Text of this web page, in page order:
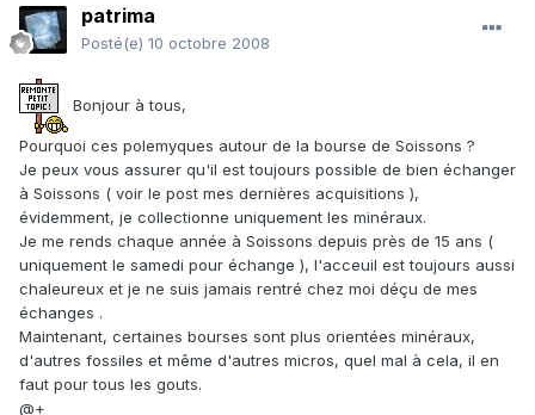
patrima
Posté(e) 10 octobre 2008
Bonjour à tous,
Pourquoi ces polemyques autour de la bourse de Soissons ?
Je peux vous assurer qu'il est toujours possible de bien échanger
à Soissons ( voir le post mes dernières acquisitions ),
évidemment, je collectionne uniquement les minéraux.
Je me rends chaque année à Soissons depuis près de 15 ans (
uniquement le samedi pour échange ), l'acceuil est toujours aussi
chaleureux et je ne suis jamais rentré chez moi déçu de mes
échanges .
Maintenant, certaines bourses sont plus orientées minéraux,
d'autres fossiles et même d'autres micros, quel mal à cela, il en
faut pour tous les gouts.
@+